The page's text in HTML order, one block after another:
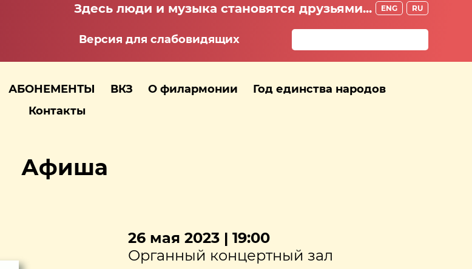
Здесь люди и музыка становятся друзьями... ENG RU
Версия для слабовидящих
АБОНЕМЕНТЫ ВКЗ О филармонии
Год единства народов
Контакты
Афиша
26 мая 2023 | 19:00
Органный концертный зал